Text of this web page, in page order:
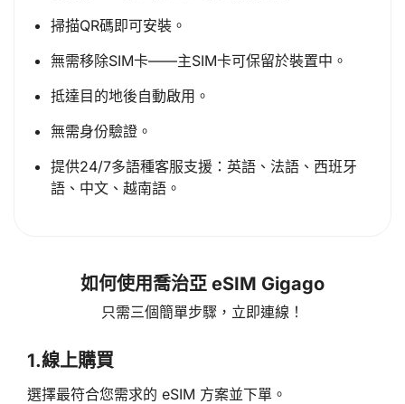
掃描QR碼即可安裝。
無需移除SIM卡——主SIM卡可保留於裝置中。
抵達目的地後自動啟用。
無需身份驗證。
提供24/7多語種客服支援：英語、法語、西班牙
語、中文、越南語。
如何使用喬治亞 eSIM Gigago
只需三個簡單步驟，立即連線！
1.線上購買
選擇最符合您需求的 eSIM 方案並下單。